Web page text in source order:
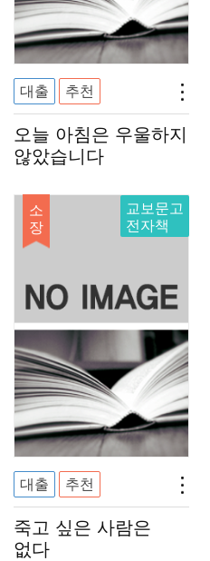
대출 추천
오늘 아침은 우울하지
않았습니다
소
장
교보문고
전자책
대출 추천
죽고 싶은 사람은
없다